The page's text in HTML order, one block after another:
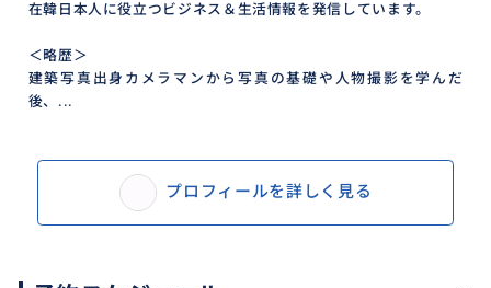
在韓日本人に役立つビジネス＆生活情報を発信しています。
＜略歴＞
建築写真出身カメラマンから写真の基礎や人物撮影を学んだ
後、...
プロフィールを詳しく見る